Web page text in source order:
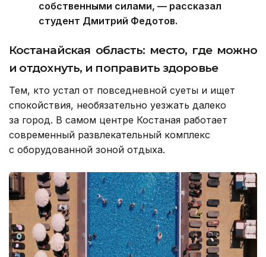
собственными силами, — рассказал
студент Дмитрий Федотов.
Костанайская область: место, где можно
и отдохнуть, и поправить здоровье
Тем, кто устал от повседневной суеты и ищет
спокойствия, необязательно уезжать далеко
за город. В самом центре Костаная работает
современный развлекательный комплекс
с оборудованной зоной отдыха.